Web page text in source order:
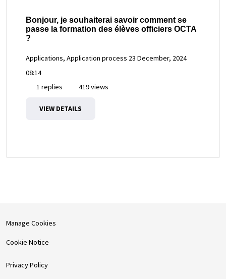
Bonjour, je souhaiterai savoir comment se
passe la formation des élèves officiers OCTA
?
Applications, Application process 23 December, 2024
08:14
1 replies
419 views
VIEW DETAILS
Manage Cookies
Cookie Notice
Privacy Policy